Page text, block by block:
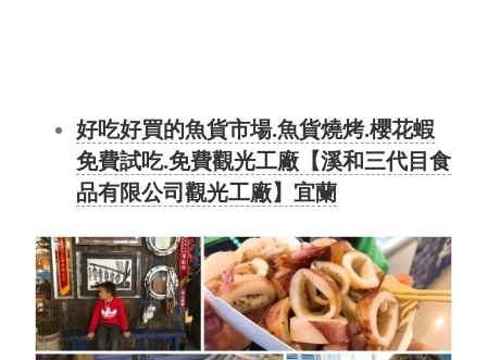
好吃好買的魚貨市場.魚貨燒烤.櫻花蝦
免費試吃.免費觀光工廠【溪和三代目食
品有限公司觀光工廠】宜蘭